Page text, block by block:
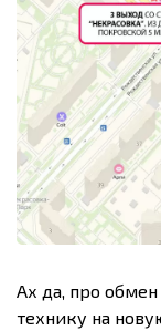
Ах да, про
технику на